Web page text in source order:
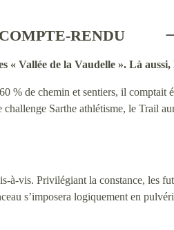
COMPTE-RENDU
Vallée de la Vaudelle ». Là
% de chemin et sentiers, il
Sarthe athlétisme, le Trail
à-vis. Privilégiant la constance, les
s’imposera logiquement en